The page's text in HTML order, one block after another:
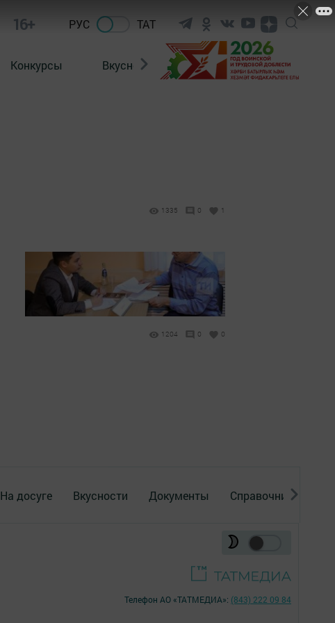
16+ РУС ТАТ
Конкурсы Вкусности Фотогалерея
1335 0 1
1204 0 0
На досуге Вкусности Документы Справочник
Телефон АО «ТАТМЕДИА»: (843) 222 09 84